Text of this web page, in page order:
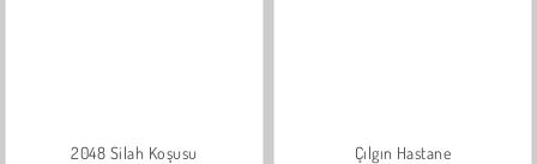
2048 Silah Koşusu Çılgın Hastane